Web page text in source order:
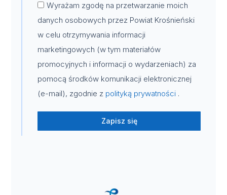
Wyrażam zgodę na przetwarzanie moich
danych osobowych przez Powiat Krośnieński
w celu otrzymywania informacji
marketingowych (w tym materiałów
promocyjnych i informacji o wydarzeniach) za
pomocą środków komunikacji elektronicznej
(e-mail), zgodnie z polityką prywatności .
Zapisz się